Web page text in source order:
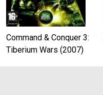
Command & Conquer 3:
Tiberium Wars (2007)